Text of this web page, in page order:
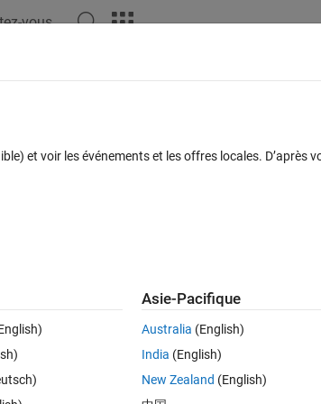
vous
Connectez-vous pour
to have icons of the
Rachael Cowell
le 10 Avr 2018
et voir les événements et les offres locales. D’après
Asie-Pacifique
Australia (English)
India (English)
New Zealand (English)